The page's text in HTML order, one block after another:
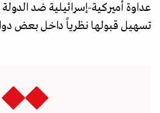
عداوة أميركية-إسرائيلية ضد
تسهيل قبولها نظرياً داخل بعض